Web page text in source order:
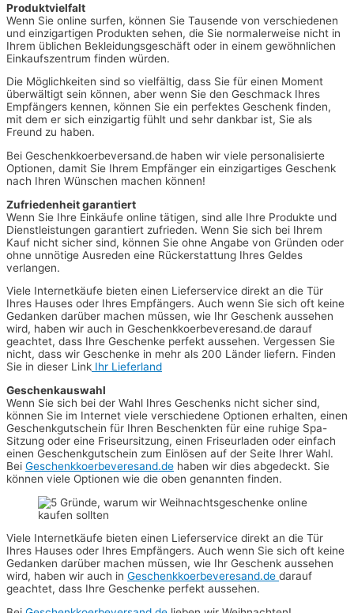
Produktvielfalt
Wenn Sie online surfen, können Sie Tausende von verschiedenen
und einzigartigen Produkten sehen, die Sie normalerweise nicht in
Ihrem üblichen Bekleidungsgeschäft oder in einem gewöhnlichen
Einkaufszentrum finden würden.
Die Möglichkeiten sind so vielfältig, dass Sie für einen Moment
überwältigt sein können, aber wenn Sie den Geschmack Ihres
Empfängers kennen, können Sie ein perfektes Geschenk finden,
mit dem er sich einzigartig fühlt und sehr dankbar ist, Sie als
Freund zu haben.
Bei Geschenkkoerbeversand.de haben wir viele personalisierte
Optionen, damit Sie Ihrem Empfänger ein einzigartiges Geschenk
nach Ihren Wünschen machen können!
Zufriedenheit garantiert
Wenn Sie Ihre Einkäufe online tätigen, sind alle Ihre Produkte und
Dienstleistungen garantiert zufrieden. Wenn Sie sich bei Ihrem
Kauf nicht sicher sind, können Sie ohne Angabe von Gründen oder
ohne unnötige Ausreden eine Rückerstattung Ihres Geldes
verlangen.
Viele Internetkäufe bieten einen Lieferservice direkt an die Tür
Ihres Hauses oder Ihres Empfängers. Auch wenn Sie sich oft keine
Gedanken darüber machen müssen, wie Ihr Geschenk aussehen
wird, haben wir auch in Geschenkkoerbeveresand.de darauf
geachtet, dass Ihre Geschenke perfekt aussehen. Vergessen Sie
nicht, dass wir Geschenke in mehr als 200 Länder liefern. Finden
Sie in dieser Link Ihr Lieferland
Geschenkauswahl
Wenn Sie sich bei der Wahl Ihres Geschenks nicht sicher sind,
können Sie im Internet viele verschiedene Optionen erhalten, einen
Geschenkgutschein für Ihren Beschenkten für eine ruhige Spa-
Sitzung oder eine Friseursitzung, einen Friseurladen oder einfach
einen Geschenkgutschein zum Einlösen auf der Seite Ihrer Wahl.
Bei Geschenkkoerbeveresand.de haben wir dies abgedeckt. Sie
können viele Optionen wie die oben genannten finden.
Viele Internetkäufe bieten einen Lieferservice direkt an die Tür
Ihres Hauses oder Ihres Empfängers. Auch wenn Sie sich oft keine
Gedanken darüber machen müssen, wie Ihr Geschenk aussehen
wird, haben wir auch in Geschenkkoerbeveresand.de darauf
geachtet, dass Ihre Geschenke perfekt aussehen.